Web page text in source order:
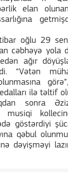
elan
oğlu 29
cəbhəyə yola
ağır
“Vətən
ilə təltif
sonra
musiqi
göstərdiyi
qəbul
dəyişməyi